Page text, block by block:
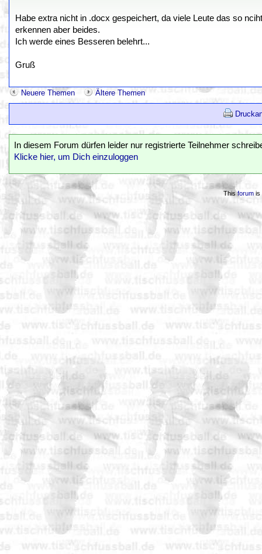
Habe extra nicht in .docx gespeichert, da viele Leute das so
erkennen aber beides.
Ich werde eines Besseren belehrt...
Gruß
Neuere Themen Ältere Themen
In diesem Forum dürfen leider nur registrierte Teilnehmer
Klicke hier, um Dich einzuloggen
Thisforumis